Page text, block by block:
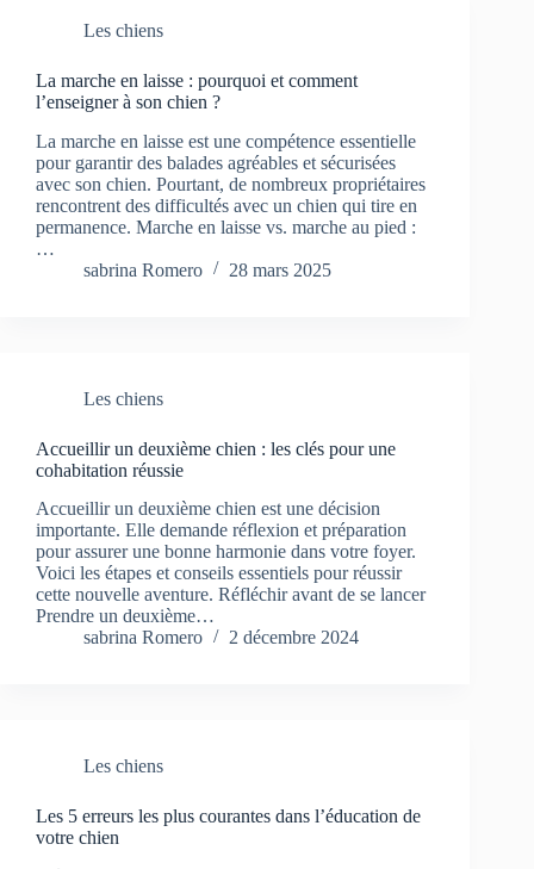
Les chiens
La marche en laisse : pourquoi et comment
l’enseigner à son chien ?
La marche en laisse est une compétence essentielle
pour garantir des balades agréables et sécurisées
avec son chien. Pourtant, de nombreux propriétaires
rencontrent des difficultés avec un chien qui tire en
permanence. Marche en laisse vs. marche au pied :
…
sabrina Romero
28 mars 2025
Les chiens
Accueillir un deuxième chien : les clés pour une
cohabitation réussie
Accueillir un deuxième chien est une décision
importante. Elle demande réflexion et préparation
pour assurer une bonne harmonie dans votre foyer.
Voici les étapes et conseils essentiels pour réussir
cette nouvelle aventure. Réfléchir avant de se lancer
Prendre un deuxième…
sabrina Romero
2 décembre 2024
Les chiens
Les 5 erreurs les plus courantes dans l’éducation de
votre chien